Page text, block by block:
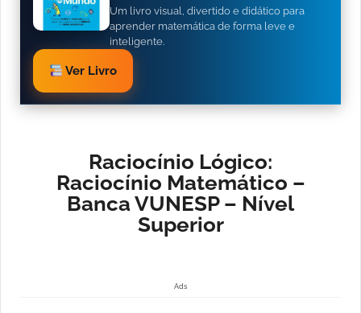
Um livro visual, divertido e didático para
aprender matemática de forma leve e
inteligente.
Ver Livro
Raciocínio Lógico:
Raciocínio Matemático –
Banca VUNESP – Nível
Superior
Ads